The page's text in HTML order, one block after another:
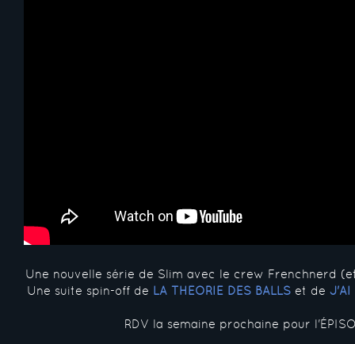
Une nouvelle série de Slim avec le crew Frenchnerd
Une suite spin-off de LA THÉORIE DES BALLS et de J'AI
RDV la semaine prochaine pour